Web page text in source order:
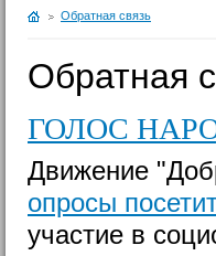
Обратная связь
Обратная
ГОЛОС
Движение
опросы
участие в